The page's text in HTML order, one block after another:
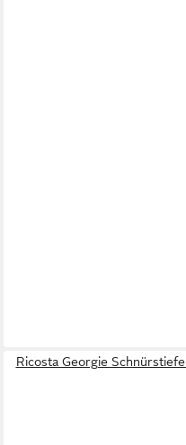
Ricosta Georgie Schnürstiefel